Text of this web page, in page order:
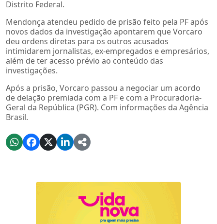
Distrito Federal.
Mendonça atendeu pedido de prisão feito pela PF após
novos dados da investigação apontarem que Vorcaro
deu ordens diretas para os outros acusados
intimidarem jornalistas, ex-empregados e empresários,
além de ter acesso prévio ao conteúdo das
investigações.
Após a prisão, Vorcaro passou a negociar um acordo
de delação premiada com a PF e com a Procuradoria-
Geral da República (PGR). Com informações da Agência
Brasil.